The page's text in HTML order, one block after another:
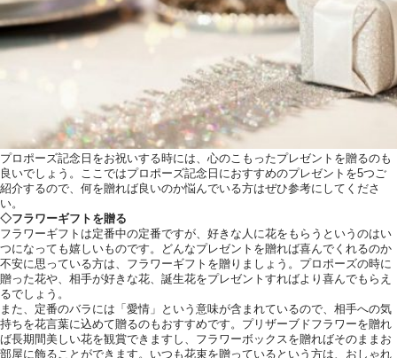
プロポーズ記念日をお祝いする時には、心のこもったプレゼントを贈るのも
良いでしょう。ここではプロポーズ記念日におすすめのプレゼントを5つご
紹介するので、何を贈れば良いのか悩んでいる方はぜひ参考にしてくださ
い。
◇フラワーギフトを贈る
フラワーギフトは定番中の定番ですが、好きな人に花をもらうというのはい
つになっても嬉しいものです。どんなプレゼントを贈れば喜んでくれるのか
不安に思っている方は、フラワーギフトを贈りましょう。プロポーズの時に
贈った花や、相手が好きな花、誕生花をプレゼントすればより喜んでもらえ
るでしょう。
また、定番のバラには「愛情」という意味が含まれているので、相手への気
持ちを花言葉に込めて贈るのもおすすめです。プリザーブドフラワーを贈れ
ば長期間美しい花を観賞できますし、フラワーボックスを贈ればそのままお
部屋に飾ることができます。いつも花束を贈っているという方は、おしゃれ